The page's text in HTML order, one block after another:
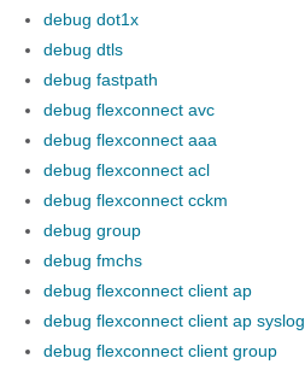
debug dot1x
debug dtls
debug fastpath
debug flexconnect avc
debug flexconnect aaa
debug flexconnect acl
debug flexconnect cckm
debug group
debug fmchs
debug flexconnect client ap
debug flexconnect client ap syslog
debug flexconnect client group